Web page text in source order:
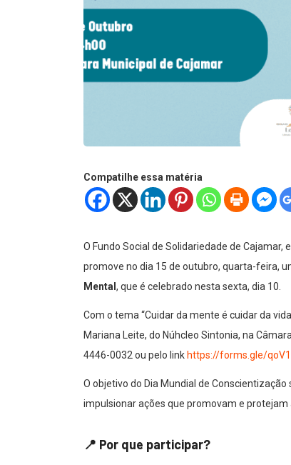
Compatilhe essa matéria
O Fundo Social de Solidariedade de
promove no dia 15 de outubro, quarta-feira,
Mental, que é celebrado nesta sexta, dia 10.
Com o tema “Cuidar da mente é cuidar da
Mariana Leite, do Núhcleo Sintonia, na
4446-0032 ou pelo linkhttps://forms.gle/
O objetivo do Dia Mundial de
impulsionar ações que promovam e protejam
📍 Por que participar?